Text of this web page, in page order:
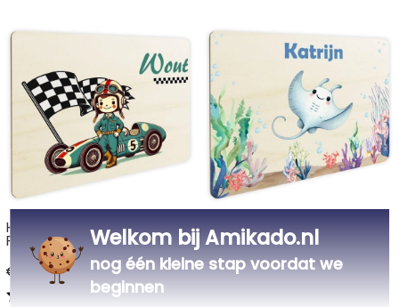
Houten deurbordje met
Raceauto en naam
€ 23,90
3,00 (1 Reviews)
Houten deurbordje voor
kinderkamer - Zeewereld
€ 23,90
Welkom bij Amikado.nl
nog één kleine stap voordat we
beginnen